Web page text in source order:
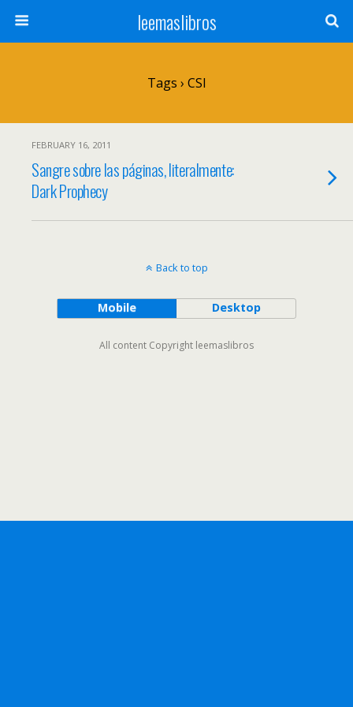
leemaslibros
Tags › CSI
FEBRUARY 16, 2011
Sangre sobre las páginas, literalmente:
Dark Prophecy
Back to top
Mobile Desktop
All content Copyright leemaslibros